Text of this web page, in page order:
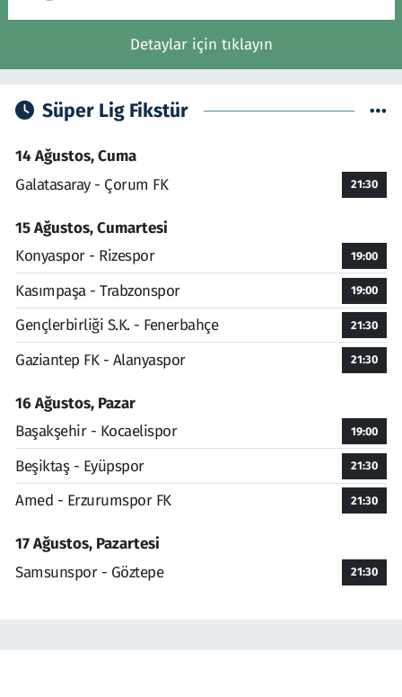
Detaylar için tıklayın
Süper Lig Fikstür
14 Ağustos, Cuma
Galatasaray - Çorum FK
21:30
15 Ağustos, Cumartesi
Konyaspor - Rizespor
19:00
Kasımpaşa - Trabzonspor 19:00
Gençlerbirliği S.K. - Fenerbahçe 21:30
Gaziantep FK - Alanyaspor 21:30
16 Ağustos, Pazar
Başakşehir - Kocaelispor
19:00
Beşiktaş - Eyüpspor 21:30
Amed - Erzurumspor FK 21:30
17 Ağustos, Pazartesi
Samsunspor - Göztepe
21:30